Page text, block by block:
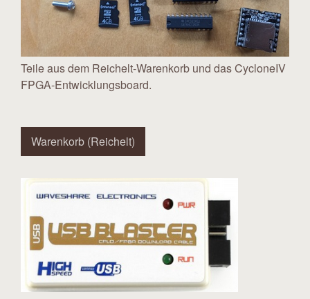
Teile aus dem Reichelt-Warenkorb und das CycloneIV
FPGA-Entwicklungsboard.
Warenkorb (Reichelt)